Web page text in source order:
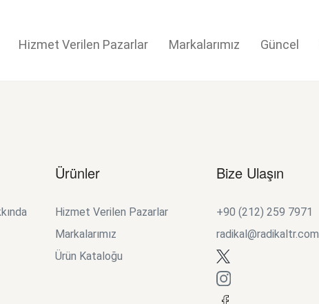
Hizmet Verilen Pazarlar Markalarımız Güncel
Ürünler
Hizmet Verilen Pazarlar
Markalarımız
Ürün Kataloğu
Bize Ulaşın
+90 (212) 259 7971
radikal@radikaltr.com